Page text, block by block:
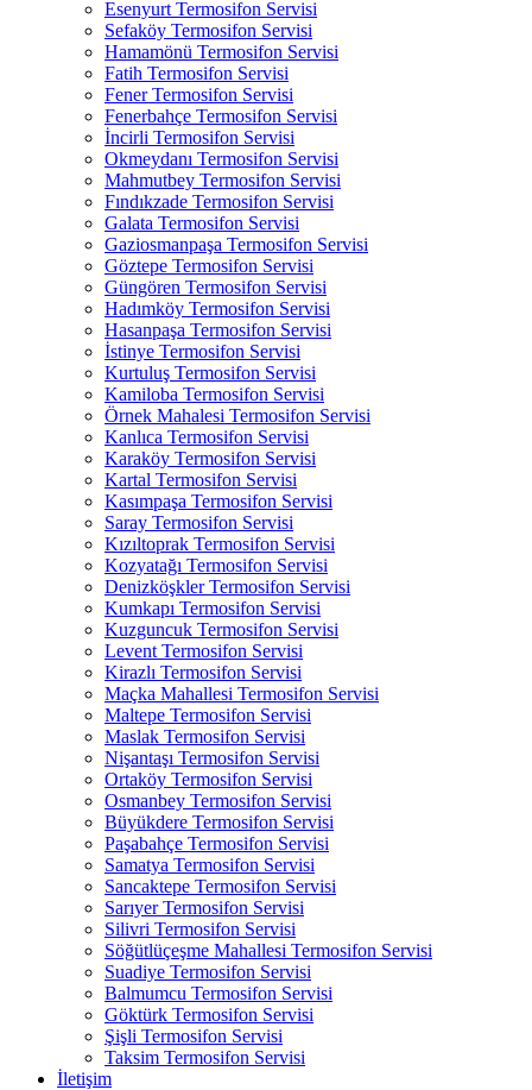
Esenyurt Termosifon Servisi
Sefaköy Termosifon Servisi
Hamamönü Termosifon Servisi
Fatih Termosifon Servisi
Fener Termosifon Servisi
Fenerbahçe Termosifon Servisi
İncirli Termosifon Servisi
Okmeydanı Termosifon Servisi
Mahmutbey Termosifon Servisi
Fındıkzade Termosifon Servisi
Galata Termosifon Servisi
Gaziosmanpaşa Termosifon Servisi
Göztepe Termosifon Servisi
Güngören Termosifon Servisi
Hadımköy Termosifon Servisi
Hasanpaşa Termosifon Servisi
İstinye Termosifon Servisi
Kurtuluş Termosifon Servisi
Kamiloba Termosifon Servisi
Örnek Mahalesi Termosifon Servisi
Kanlıca Termosifon Servisi
Karaköy Termosifon Servisi
Kartal Termosifon Servisi
Kasımpaşa Termosifon Servisi
Saray Termosifon Servisi
Kızıltoprak Termosifon Servisi
Kozyatağı Termosifon Servisi
Denizköşkler Termosifon Servisi
Kumkapı Termosifon Servisi
Kuzguncuk Termosifon Servisi
Levent Termosifon Servisi
Kirazlı Termosifon Servisi
Maçka Mahallesi Termosifon Servisi
Maltepe Termosifon Servisi
Maslak Termosifon Servisi
Nişantaşı Termosifon Servisi
Ortaköy Termosifon Servisi
Osmanbey Termosifon Servisi
Büyükdere Termosifon Servisi
Paşabahçe Termosifon Servisi
Samatya Termosifon Servisi
Sancaktepe Termosifon Servisi
Sarıyer Termosifon Servisi
Silivri Termosifon Servisi
Söğütlüçeşme Mahallesi Termosifon Servisi
Suadiye Termosifon Servisi
Balmumcu Termosifon Servisi
Göktürk Termosifon Servisi
Şişli Termosifon Servisi
Taksim Termosifon Servisi
İletişim